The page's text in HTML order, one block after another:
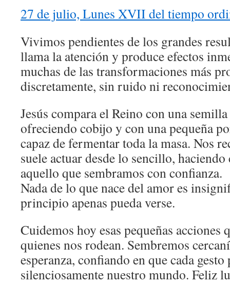
27 de julio, Lunes XVII del tiempo
Vivimos pendientes de los grandes
llama la atención y produce efectos
muchas de las transformaciones más
discretamente, sin ruido ni
Jesús compara el Reino con una
ofreciendo cobijo y con una pequeña
capaz de fermentar toda la masa. Nos
suele actuar desde lo sencillo,
aquello que sembramos con confianza.
Nada de lo que nace del amor es
principio apenas pueda verse.
Cuidemos hoy esas pequeñas acciones
quienes nos rodean. Sembremos
esperanza, confiando en que cada
silenciosamente nuestro mundo. Feliz